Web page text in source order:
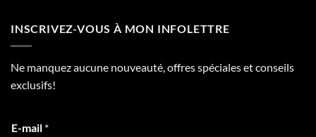
INSCRIVEZ-VOUS À MON INFOLETTRE
Ne manquez aucune nouveauté, offres spéciales et conseils
exclusifs!
E-mail *